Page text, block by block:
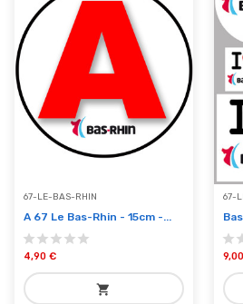
67-LE-BAS-RHIN
A 67 Le Bas-Rhin - 15cm -...
4,90 €
shopping_cart
67-